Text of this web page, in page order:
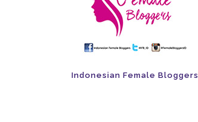
Indonesian Female Bloggers